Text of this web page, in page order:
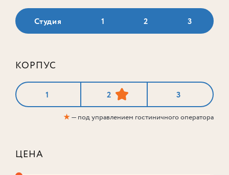
Студия 1 2 3
КОРПУС
1 2 3
★— под управлением гостиничного оператора
ЦЕНА